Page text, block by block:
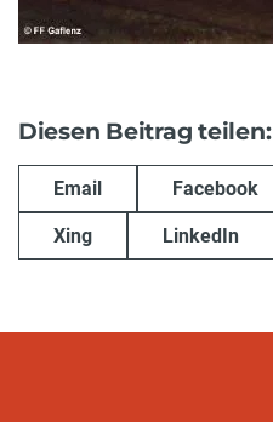
Diesen Beitrag teilen:
Email Facebook
Xing LinkedIn